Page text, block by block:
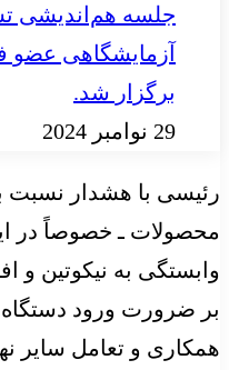
جلسه هم‌اندیشی
آزمایشگاهی عضو
برگزار شد.
29 نوامبر 2024
رئیسی با هشدار نسبت
محصولات ـ خصوصاً در
وابستگی به نیکوتین و
بر ضرورت ورود
همکاری و تعامل سایر